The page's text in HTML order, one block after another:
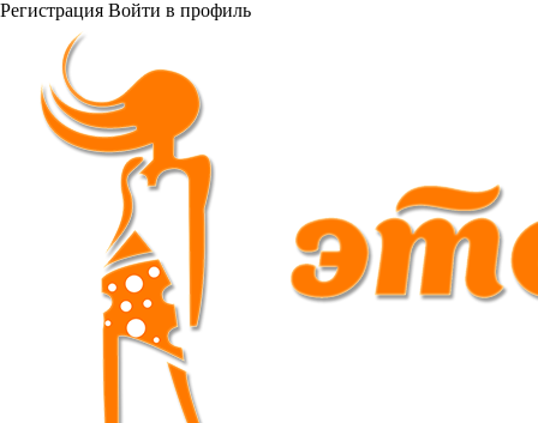
Регистрация Войти в профиль